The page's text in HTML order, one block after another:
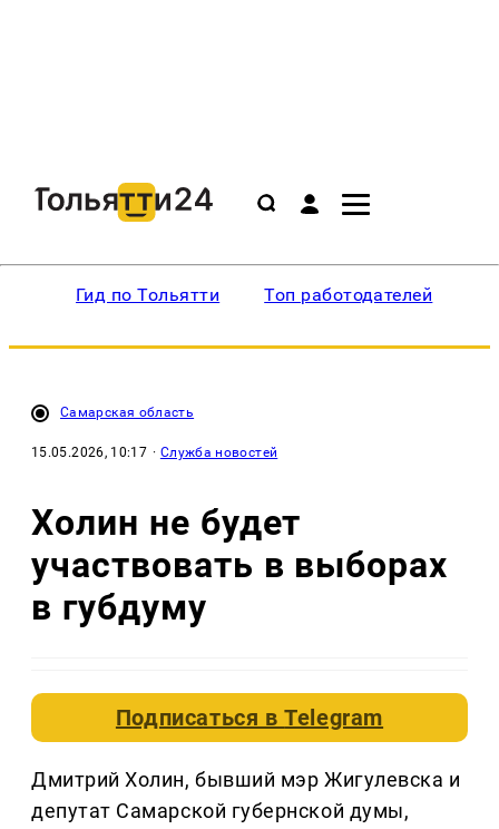
Гид по Тольятти Топ работодателей
Самарская область
15.05.2026, 10:17 · Служба новостей
Холин не будет
участвовать в выборах
в губдуму
Подписаться вTelegram
Дмитрий Холин, бывший мэр Жигулевска и
депутат Самарской губернской думы,